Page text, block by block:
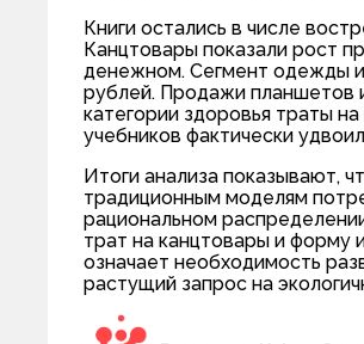
Книги остались в числе
Канцтовары показали рост
денежном. Сегмент одежды и
рублей. Продажи планшетов
категории здоровья траты
учебников фактически
Итоги анализа показывают,
традиционным моделям
рациональном
трат на канцтовары и форму
означает необходимость
растущий запрос на